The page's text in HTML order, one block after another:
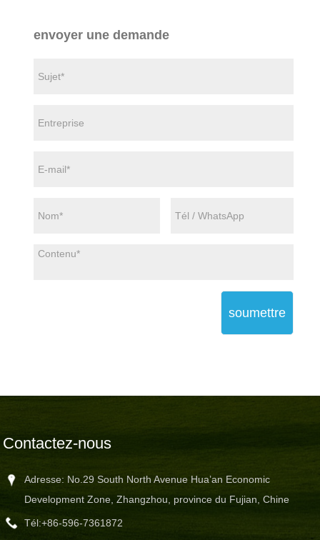
envoyer une demande
soumettre
Contactez-nous
Adresse: No.29 South North Avenue Hua’an Economic
Development Zone, Zhangzhou, province du Fujian, Chine
Tél:+86-596-7361872